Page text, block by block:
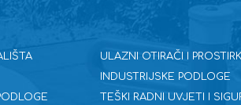
ULAZNI OTIRAČI I
INDUSTRIJSKE PODLOGE
TEŠKI RADNI UVJETI I